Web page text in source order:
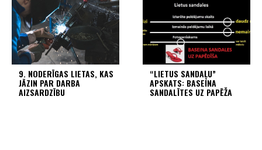
9. NODERĪGAS LIETAS, KAS
JĀZIN PAR DARBA
AIZSARDZĪBU
“LIETUS SANDAĻU”
APSKATS: BASEINA
SANDALĪTES UZ PAPĒŽA